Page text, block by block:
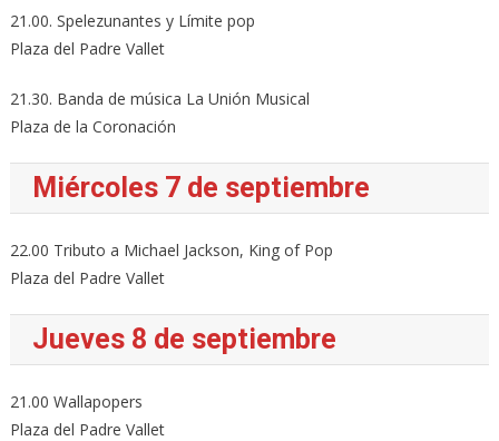
21.00. Spelezunantes y Límite pop
Plaza del Padre Vallet
21.30. Banda de música La Unión Musical
Plaza de la Coronación
Miércoles 7 de septiembre
22.00 Tributo a Michael Jackson, King of Pop
Plaza del Padre Vallet
Jueves 8 de septiembre
21.00 Wallapopers
Plaza del Padre Vallet